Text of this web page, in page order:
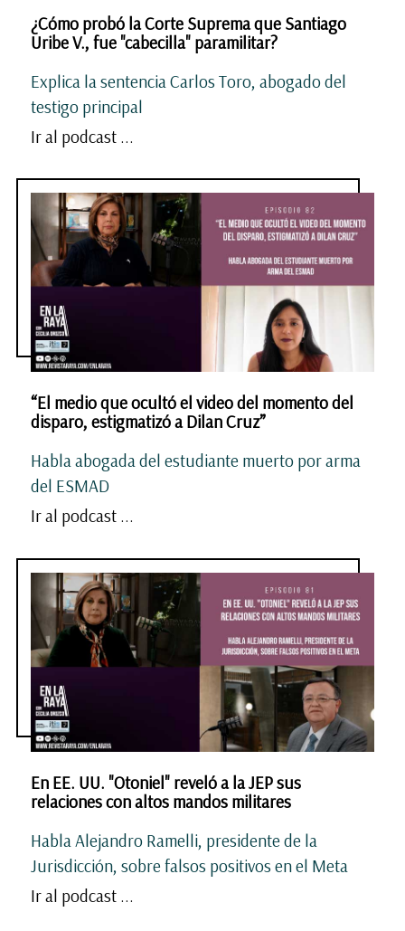
¿Cómo probó la Corte Suprema que Santiago
Uribe V., fue "cabecilla" paramilitar?
Explica la sentencia Carlos Toro, abogado del
testigo principal
Ir al podcast ...
“El medio que ocultó el video del momento del
disparo, estigmatizó a Dilan Cruz”
Habla abogada del estudiante muerto por arma
del ESMAD
Ir al podcast ...
En EE. UU. "Otoniel" reveló a la JEP sus
relaciones con altos mandos militares
Habla Alejandro Ramelli, presidente de la
Jurisdicción, sobre falsos positivos en el Meta
Ir al podcast ...